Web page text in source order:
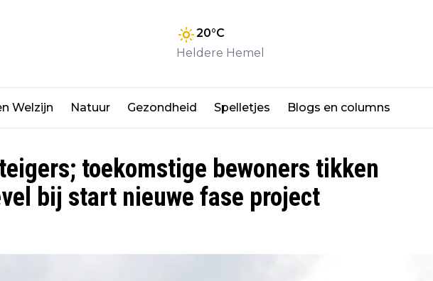
20°C
Heldere Hemel
Welzijn Natuur Gezondheid Spelletjes Blogs en columns
toekomstige bewoners tikken
bij start nieuwe fase project